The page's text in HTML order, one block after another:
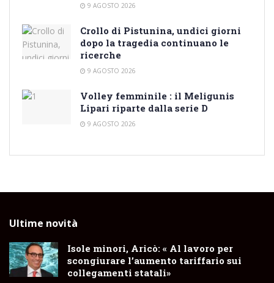
9 AGOSTO 2026
Crollo di Pistunina, undici giorni
dopo la tragedia continuano le
ricerche
9 AGOSTO 2026
Volley femminile : il Meligunis
Lipari riparte dalla serie D
9 AGOSTO 2026
Ultime novità
Isole minori, Aricò: « Al lavoro per
scongiurare l’aumento tariffario sui
collegamenti statali»